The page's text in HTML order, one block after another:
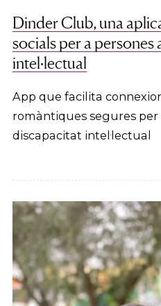
Dinder Club, una
socials per a
intel·lectual
App que facilita
romàntiques segures per
discapacitat intel·lectual